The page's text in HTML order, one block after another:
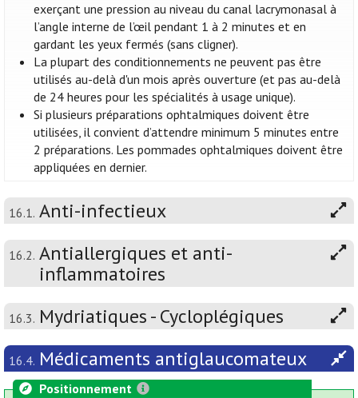
exerçant une pression au niveau du canal lacrymonasal à
l’angle interne de l’œil pendant 1 à 2 minutes et en
gardant les yeux fermés (sans cligner).
La plupart des conditionnements ne peuvent pas être
utilisés au-delà d'un mois après ouverture (et pas au-delà
de 24 heures pour les spécialités à usage unique).
Si plusieurs préparations ophtalmiques doivent être
utilisées, il convient d’attendre minimum 5 minutes entre
2 préparations. Les pommades ophtalmiques doivent être
appliquées en dernier.
16.1. Anti-infectieux
16.2. Antiallergiques et anti-
inflammatoires
16.3. Mydriatiques - Cycloplégiques
16.4. Médicaments antiglaucomateux
Positionnement